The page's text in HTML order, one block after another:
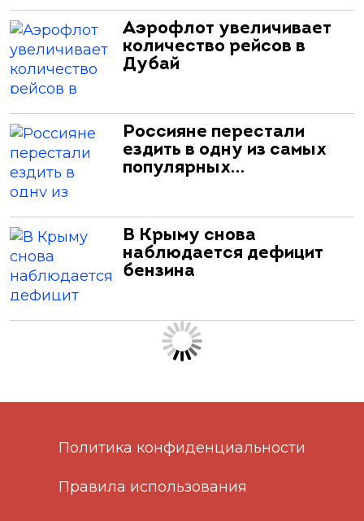
Аэрофлот увеличивает
количество рейсов в
Дубай
Россияне перестали
ездить в одну из самых
популярных…
В Крыму снова
наблюдается дефицит
бензина
Политика конфиденциальности
Правила использования